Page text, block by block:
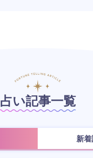
占い記事一覧
新